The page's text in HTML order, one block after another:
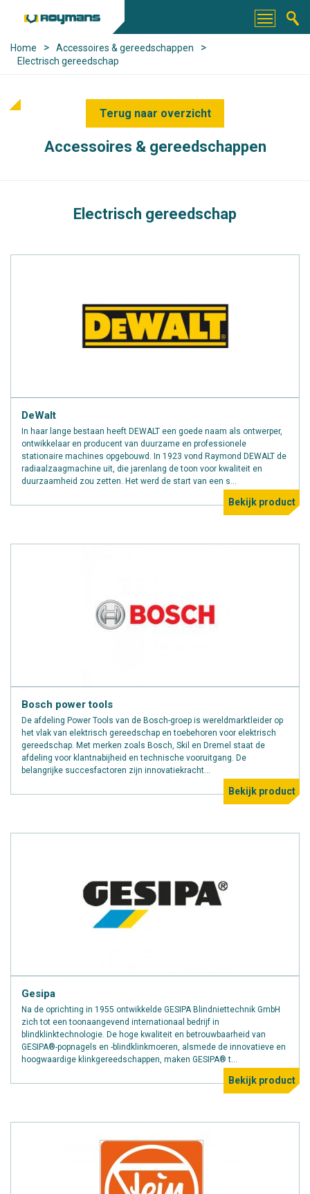
Home > Accessoires & gereedschappen >
Electrisch gereedschap
Terug naar overzicht
Accessoires & gereedschappen
Electrisch gereedschap
DeWalt
In haar lange bestaan heeft DEWALT een goede naam als ontwerper,
ontwikkelaar en producent van duurzame en professionele
stationaire machines opgebouwd. In 1923 vond Raymond DEWALT de
radiaalzaagmachine uit, die jarenlang de toon voor kwaliteit en
duurzaamheid zou zetten. Het werd de start van een s...
Bekijk product
Bosch power tools
De afdeling Power Tools van de Bosch-groep is wereldmarktleider op
het vlak van elektrisch gereedschap en toebehoren voor elektrisch
gereedschap. Met merken zoals Bosch, Skil en Dremel staat de
afdeling voor klantnabijheid en technische vooruitgang. De
belangrijke succesfactoren zijn innovatiekracht...
Bekijk product
Gesipa
Na de oprichting in 1955 ontwikkelde GESIPA Blindniettechnik GmbH
zich tot een toonaangevend internationaal bedrijf in
blindklinktechnologie. De hoge kwaliteit en betrouwbaarheid van
GESIPA®-popnagels en -blindklinkmoeren, alsmede de innovatieve en
hoogwaardige klinkgereedschappen, maken GESIPA® t...
Bekijk product